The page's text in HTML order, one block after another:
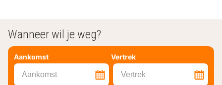
Wanneer wil je weg?
Aankomst Vertrek
Aankomst Vertrek